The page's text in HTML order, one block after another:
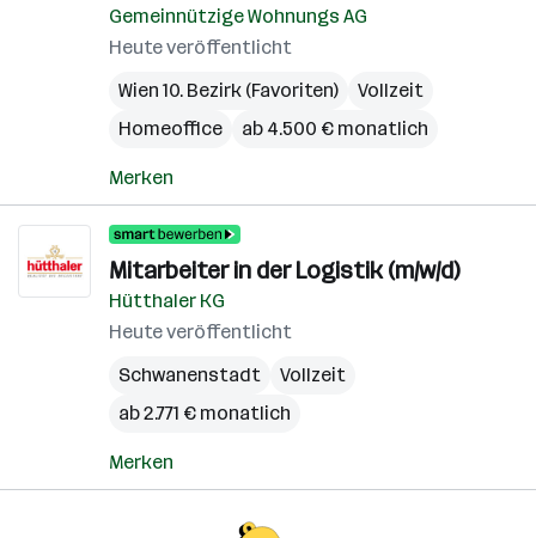
Gemeinnützige Wohnungs AG
Heute veröffentlicht
Wien 10. Bezirk (Favoriten)
Vollzeit
Homeoffice
ab 4.500 € monatlich
Merken
Mitarbeiter in der Logistik (m/w/d)
Hütthaler KG
Heute veröffentlicht
Schwanenstadt
Vollzeit
ab 2.771 € monatlich
Merken